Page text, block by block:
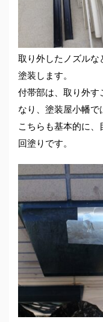
取り外したノズルな
塗装します。
付帯部は、取り外す
なり、塗装屋小幡で
こちらも基本的に、
回塗りです。